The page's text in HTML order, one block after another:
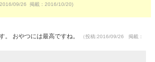
09/26 掲載：2016/10/20)
。 おやつには最高ですね。
（投稿:2016/09/26 掲載：